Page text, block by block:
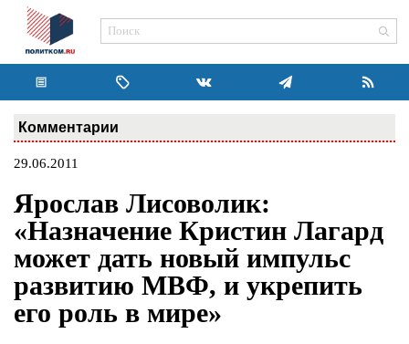
Комментарии
29.06.2011
Ярослав Лисоволик:
«Назначение Кристин Лагард
может дать новый импульс
развитию МВФ, и укрепить
его роль в мире»